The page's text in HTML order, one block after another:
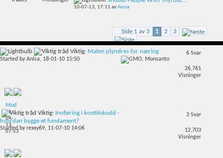
10-07-13, 17:11 avAnisa
Side 1 av 3 1 2 3
Viktig: Maten plyndres for næring
Started byAnisa, 18-01-10 15:50
6 Svar
26,761
Visninger
Mod
22-
04-
13,
07:53
Viktig: Innføring i kosttilskudd -
hvordan bygge et fundament?
Started byrexxy69, 11-07-10 14:06
3 Svar
12,703
Visninger